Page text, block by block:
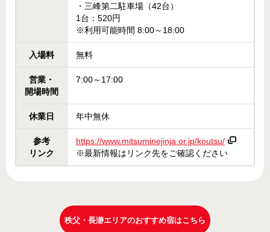
・三峰第二駐車場（42台）
1台：520円
※利用可能時間 8:00～18:00
入場料 無料
営業・
開場時間
7:00～17:00
休業日 年中無休
参考
リンク
https://www.mitsuminejinja.or.jp/koutsu/
※最新情報はリンク先をご確認ください
秩父・長瀞エリアのおすすめ宿はこちら